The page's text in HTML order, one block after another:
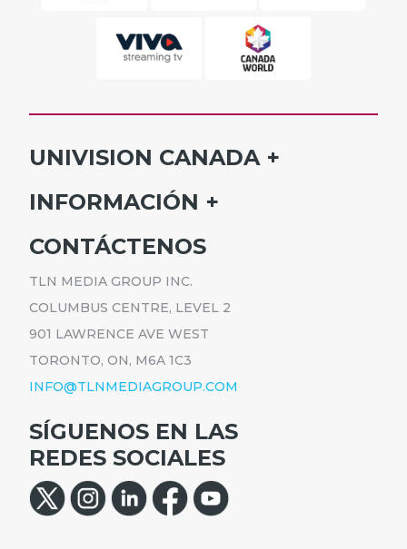
UNIVISION CANADA
INICIO
PROGRAMAS
INFORMACIÓN
SUSCRÍBETE
CARRERAS
POLÍTICA DE PRIVACIDAD
ACCESIBILIDAD
CONTÁCTENOS
TLN MEDIA GROUP INC.
COLUMBUS CENTRE, LEVEL 2
901 LAWRENCE AVE WEST
TORONTO, ON, M6A 1C3
INFO@TLNMEDIAGROUP.COM
SÍGUENOS EN LAS
REDES SOCIALES